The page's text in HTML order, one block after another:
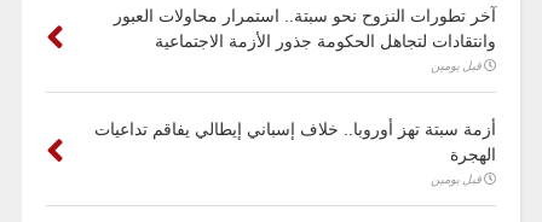
آخر تطورات النزوح نحو سبتة.. استمرار محاولات العبور
وانتقادات لتجاهل الحكومة جذور الأزمة الاجتماعية
قبل يومين
أزمة سبتة تهز أوروبا.. خلاف إسباني إيطالي يفاقم تداعيات
الهجرة
قبل يومين